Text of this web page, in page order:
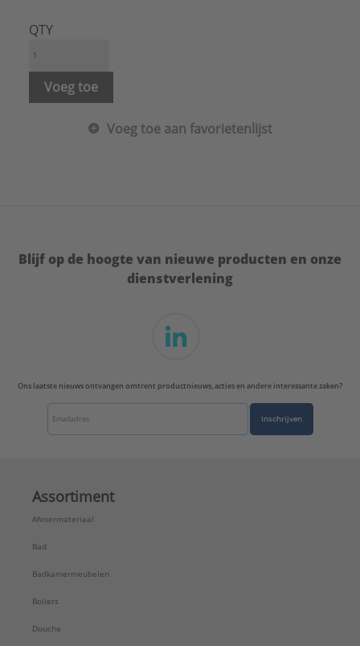
Merk:
Oppervlaktebescherming:
Vorm:
Type:
Toebehoren
PE
QTY
Voeg toe
Voeg toe aan favorietenlijst
Blijf op de hoogte van nieuwe producten en onze
dienstverlening
Ons laatste nieuws ontvangen omtrent productnieuws, acties en andere interessante zaken?
Inschrijven
Assortiment
Afvoermateriaal
Bad
Badkamermeubelen
Boilers
Douche